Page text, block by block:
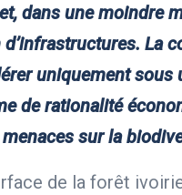
dans une moindre
La
uniquement sous
de rationalité
sur la
de la forêt